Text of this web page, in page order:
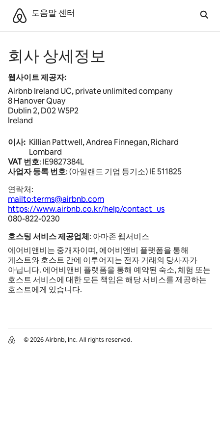
바로가기
도움말 센터
회사 상세정보
웹사이트 제공자:
Airbnb Ireland UC, private unlimited company
8 Hanover Quay
Dublin 2, D02 W5P2
Ireland
이사: Killian Pattwell, Andrea Finnegan, Richard
Lombard
VAT 번호: IE9827384L
사업자 등록 번호: (아일랜드 기업 등기소) IE 511825
연락처:
mailto:terms@airbnb.com
https://www.airbnb.co.kr/help/contact_us
080-822-0230
호스팅 서비스 제공업체: 아마존 웹서비스
에어비앤비는 중개자이며, 에어비앤비 플랫폼을 통해
게스트와 호스트 간에 이루어지는 전자 거래의 당사자가
아닙니다. 에어비앤비 플랫폼을 통해 예약된 숙소, 체험 또는
호스트 서비스에 대한 모든 책임은 해당 서비스를 제공하는
호스트에게 있습니다.
© 2026 Airbnb, Inc. All rights reserved.